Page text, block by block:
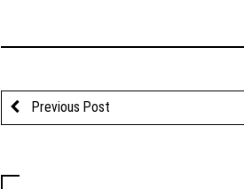
Previous Post